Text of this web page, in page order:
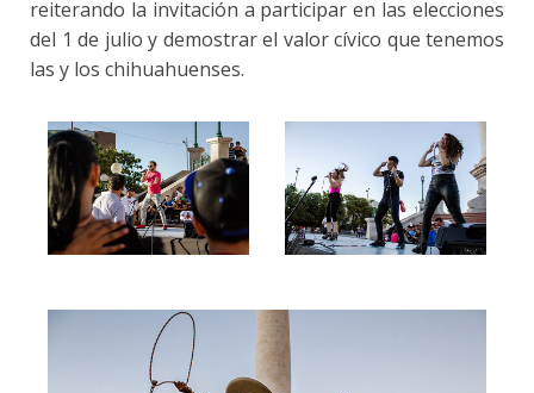
reiterando la invitación a participar en las elecciones
del 1 de julio y demostrar el valor cívico que tenemos
las y los chihuahuenses.